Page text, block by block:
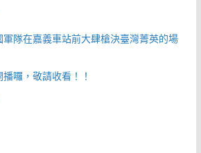
隊在嘉義車站前大肆槍決臺灣菁英的場
囉，敬請收看！！